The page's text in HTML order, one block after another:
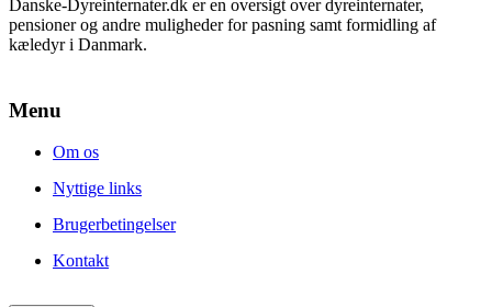
Danske-Dyreinternater.dk er en oversigt over dyreinternater,
pensioner og andre muligheder for pasning samt formidling af
kæledyr i Danmark.
Menu
Om os
Nyttige links
Brugerbetingelser
Kontakt